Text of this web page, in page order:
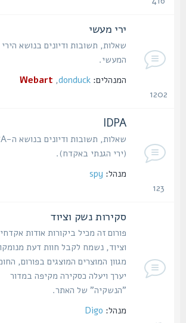
ירי מעשי
שאלות, תשובות ודיונים בנושא הירי
המעשי.
המנהלים: donduck
,
Webart
IDPA
שאלות, תשובות ודיונים בנושא ה-IDPA
(ירי הגנתי באקדח).
מנהל: spy
סקירות נשק וציוד
פורום זה מכיל ביקורות אודות אקדחים
וציוד, נשמח לקבל חוות דעת מנומקות על
מגוון המוצרים המוצגים בפורום, החומר
יערך ויעלה כסקירה מקיפה במדור
"הנשקיה" של האתר.
מנהל: Digo